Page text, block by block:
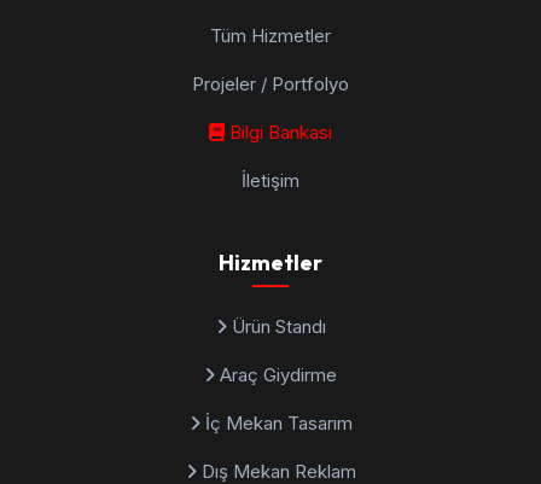
Tüm Hizmetler
Projeler / Portfolyo
Bilgi Bankası
İletişim
Hizmetler
Ürün Standı
Araç Giydirme
İç Mekan Tasarım
Dış Mekan Reklam